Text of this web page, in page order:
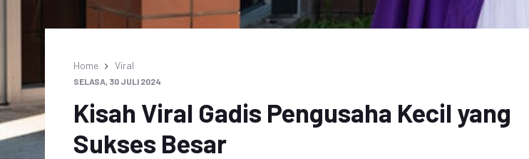
Home Viral
SELASA, 30 JULI 2024
Kisah Viral Gadis Pengusaha Kecil yang
Sukses Besar